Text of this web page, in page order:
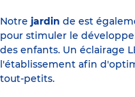
Notre jardin de est
pour stimuler le
des enfants. Un éclairage
l'établissement afin
tout-petits.